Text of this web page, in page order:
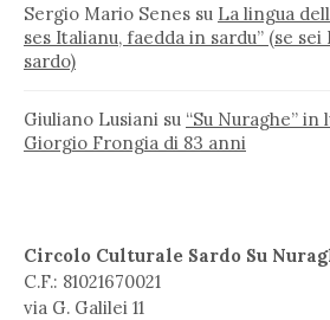
Sergio Mario Senes su La lingua
ses Italianu, faedda in sardu” (se
sardo)
Giuliano Lusiani su “Su Nuraghe”
Giorgio Frongia di 83 anni
Circolo Culturale Sardo Su
C.F.: 81021670021
via G. Galilei 11